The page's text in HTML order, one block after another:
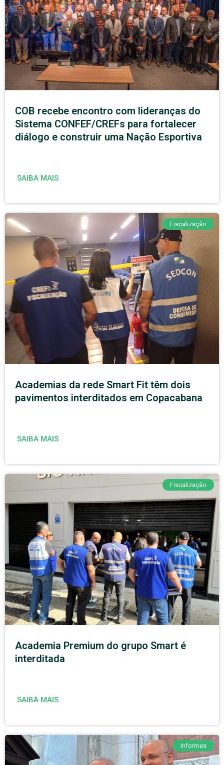
COB recebe encontro com lideranças do
Sistema CONFEF/CREFs para fortalecer
diálogo e construir uma Nação Esportiva
SAIBA MAIS
Fiscalização
Academias da rede Smart Fit têm dois
pavimentos interditados em Copacabana
SAIBA MAIS
Fiscalização
Academia Premium do grupo Smart é
interditada
SAIBA MAIS
Informes